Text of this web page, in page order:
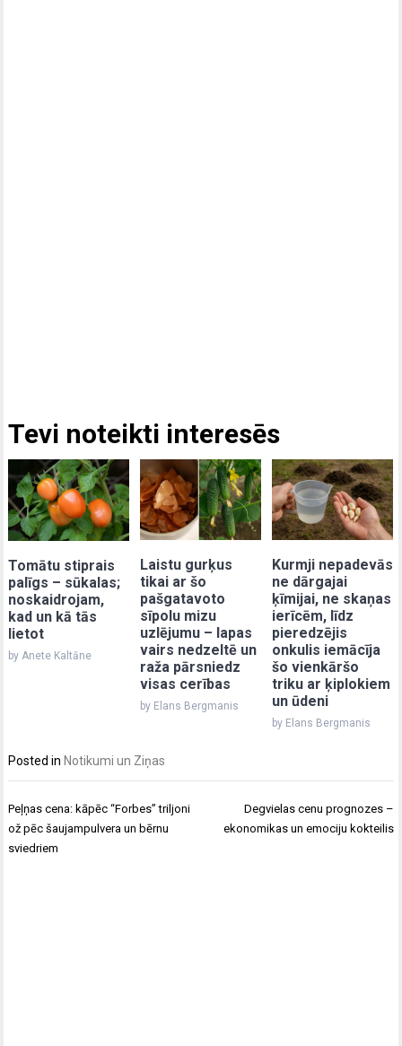
Tevi noteikti interesēs
Tomātu stiprais
palīgs – sūkalas;
noskaidrojam,
kad un kā tās
lietot
by Anete Kaltāne
Laistu gurķus
tikai ar šo
pašgatavoto
sīpolu mizu
uzlējumu – lapas
vairs nedzeltē un
raža pārsniedz
visas cerības
by Elans Bergmanis
Kurmji nepadevās
ne dārgajai
ķīmijai, ne skaņas
ierīcēm, līdz
pieredzējis
onkulis iemācīja
šo vienkāršo
triku ar ķiplokiem
un ūdeni
by Elans Bergmanis
Posted in Notikumi un Ziņas
Post
navigation
Peļņas cena: kāpēc “Forbes” triljoni
ož pēc šaujampulvera un bērnu
sviedriem
Degvielas cenu prognozes –
ekonomikas un emociju kokteilis